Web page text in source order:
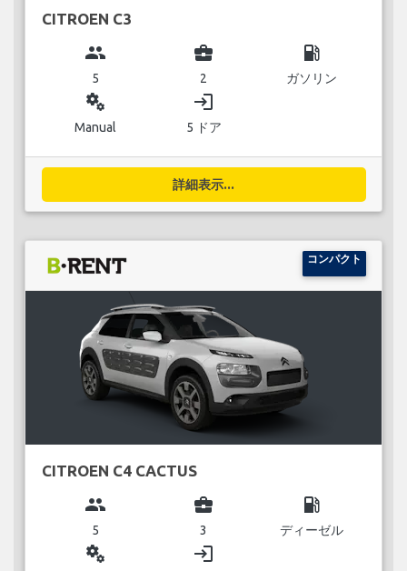
CITROEN C3
group
5
business_center
2
local_gas_station
ガソリン
miscellaneous_services
Manual
login
5 ドア
詳細表示...
コンパクト
CITROEN C4 CACTUS
group
5
business_center
3
local_gas_station
ディーゼル
miscellaneous_services login